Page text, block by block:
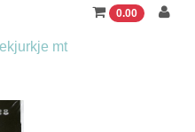
0.00
mt